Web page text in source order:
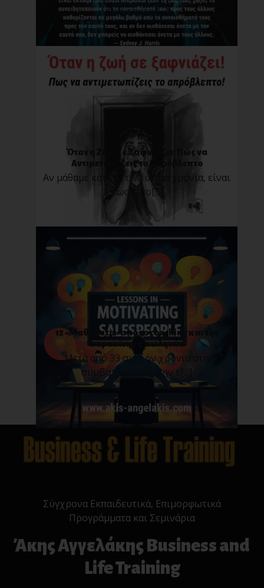
ζωή τους χ[...]
Όταν η Ζωή Σε Ξαφνιάζει: Πώς να
Αντιμετωπίζεις το Απρόβλεπτο
Αν μάθαμε κάτι τα τελευταία χρόνια, είναι
πως τίπο[...]
12 «Μαθήματα» από το coaching και την
παρακίνηση πωλητών
Μετά από 33 σχεδόν χρόνια στη
συμβουλευτική, την ε[...]
Σύγχρονα Εκπαιδευτικά, Επιμορφωτικά
Προγράμματα και Σεμινάρια
Άκης Αγγελάκης Business and
Life Training